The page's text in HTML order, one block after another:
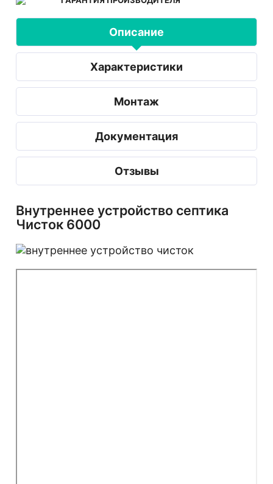
Описание
Характеристики
Монтаж
Документация
Отзывы
Внутреннее устройство септика
Чисток 6000